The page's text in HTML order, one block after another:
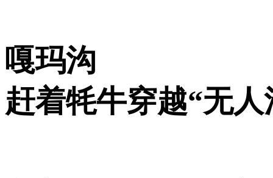
嘎玛沟
赶着牦牛穿越“无人